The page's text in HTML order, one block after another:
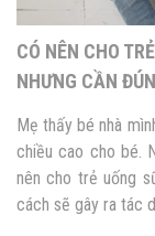
CÓ NÊN CHO
NHƯNG CẦN
Mẹ thấy bé nhà
chiều cao cho bé.
nên cho trẻ uống
cách sẽ gây ra tác